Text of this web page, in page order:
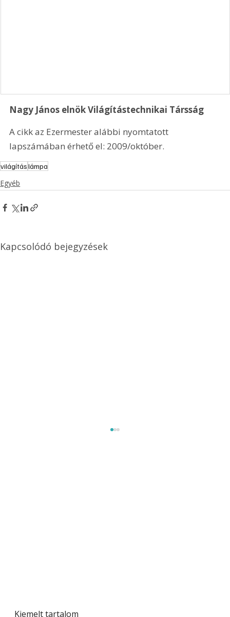
Kiemelt tartalom
Nagy János elnök Világítástechnikai Társság
A cikk az Ezermester alábbi nyomtatott
lapszámában érhető el: 2009/október.
világításlámpa
Egyéb
Kapcsolódó bejegyzések